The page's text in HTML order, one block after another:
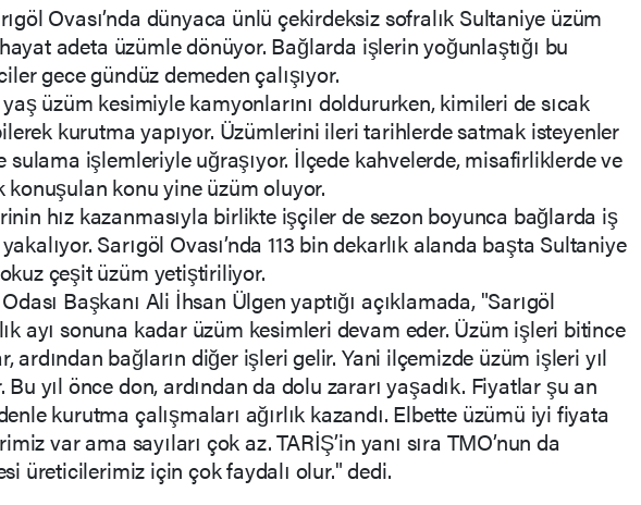
Ovası’nda dünyaca ünlü çekirdeksiz sofralık Sultaniye üzüm
adeta üzümle dönüyor. Bağlarda işlerin yoğunlaştığı bu
gece gündüz demeden çalışıyor.
üzüm kesimiyle kamyonlarını doldururken, kimileri de sıcak
kurutma yapıyor. Üzümlerini ileri tarihlerde satmak isteyenler
sulama işlemleriyle uğraşıyor. İlçede kahvelerde, misafirliklerde ve
konuşulan konu yine üzüm oluyor.
hız kazanmasıyla birlikte işçiler de sezon boyunca bağlarda iş
Sarıgöl Ovası’nda 113 bin dekarlık alanda başta Sultaniye
çeşit üzüm yetiştiriliyor.
Başkanı Ali İhsan Ülgen yaptığı açıklamada, "Sarıgöl
ayı sonuna kadar üzüm kesimleri devam eder. Üzüm işleri bitince
ardından bağların diğer işleri gelir. Yani ilçemizde üzüm işleri yıl
Bu yıl önce don, ardından da dolu zararı yaşadık. Fiyatlar şu an
kurutma çalışmaları ağırlık kazandı. Elbette üzümü iyi fiyata
var ama sayıları çok az. TARİŞ’in yanı sıra TMO’nun da
üreticilerimiz için çok faydalı olur." dedi.